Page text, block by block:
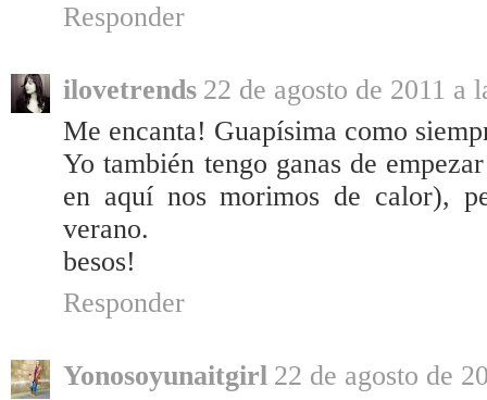
Responder
ilovetrends 22 de agosto de 2011 a
Me encanta! Guapísima como
Yo también tengo ganas de
en aquí nos morimos de calor),
verano.
besos!
Responder
Yonosoyunaitgirl 22 de agosto de